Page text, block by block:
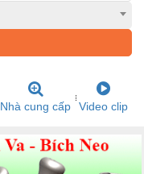
Nhà cung cấp Video clip